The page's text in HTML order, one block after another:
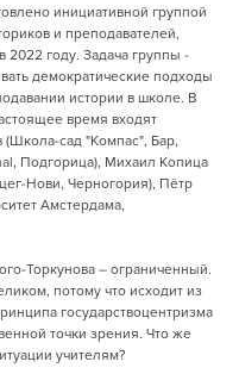
инициативной группой
и преподавателей,
2022 году. Задача группы -
демократические подходы
истории в школе. В
время входят
(Школа-сад "Компас", Бар,
Подгорица) , Михаил Копица
Нови, Черногория), Пётр
Амстердама,
Торкунова – ограниченный.
потому что исходит из
государствоцентризма
точки зрения. Что же
учителям?